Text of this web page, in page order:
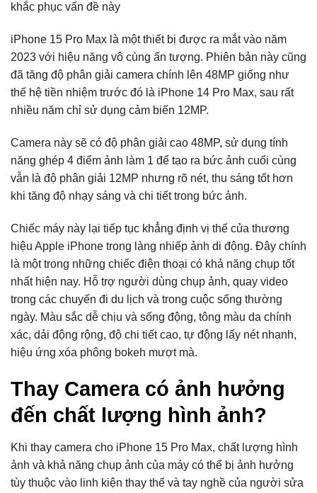
khắc phục vấn đề này
iPhone 15 Pro Max là một thiết bị được ra mắt vào năm
2023 với hiệu năng vô cùng ấn tượng. Phiên bản này cũng
đã tăng độ phân giải camera chính lên 48MP giống như
thế hệ tiền nhiệm trước đó là iPhone 14 Pro Max, sau rất
nhiều năm chỉ sử dụng cảm biến 12MP.
Camera này sẽ có độ phân giải cao 48MP, sử dụng tính
năng ghép 4 điểm ảnh làm 1 để tạo ra bức ảnh cuối cùng
vẫn là độ phân giải 12MP nhưng rõ nét, thu sáng tốt hơn
khi tăng độ nhạy sáng và chi tiết trong bức ảnh.
Chiếc máy này lại tiếp tục khẳng định vị thế của thương
hiệu Apple iPhone trong làng nhiếp ảnh di động. Đây chính
là một trong những chiếc điện thoại có khả năng chụp tốt
nhất hiện nay. Hỗ trợ người dùng chụp ảnh, quay video
trong các chuyến đi du lịch và trong cuộc sống thường
ngày. Màu sắc dễ chịu và sống động, tông màu da chính
xác, dải động rộng, độ chi tiết cao, tự động lấy nét nhanh,
hiệu ứng xóa phông bokeh mượt mà.
Thay Camera có ảnh hưởng
đến chất lượng hình ảnh?
Khi thay camera cho iPhone 15 Pro Max, chất lượng hình
ảnh và khả năng chụp ảnh của máy có thể bị ảnh hưởng
tùy thuộc vào linh kiện thay thế và tay nghề của người sửa